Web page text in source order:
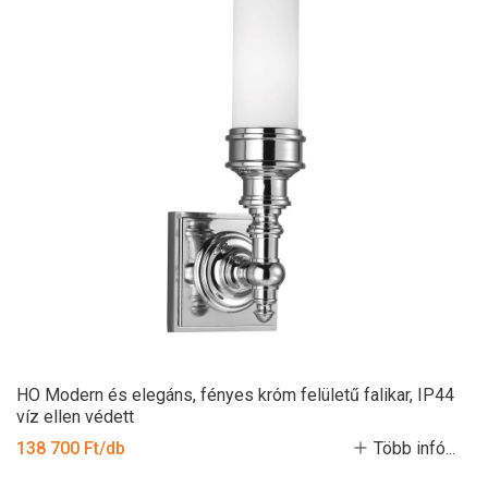
HO Modern és elegáns, fényes króm felületű falikar, IP44
víz ellen védett
138 700 Ft/db
Több infó...